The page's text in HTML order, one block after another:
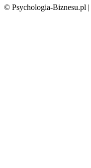
© Psychologia-Biznesu.pl |